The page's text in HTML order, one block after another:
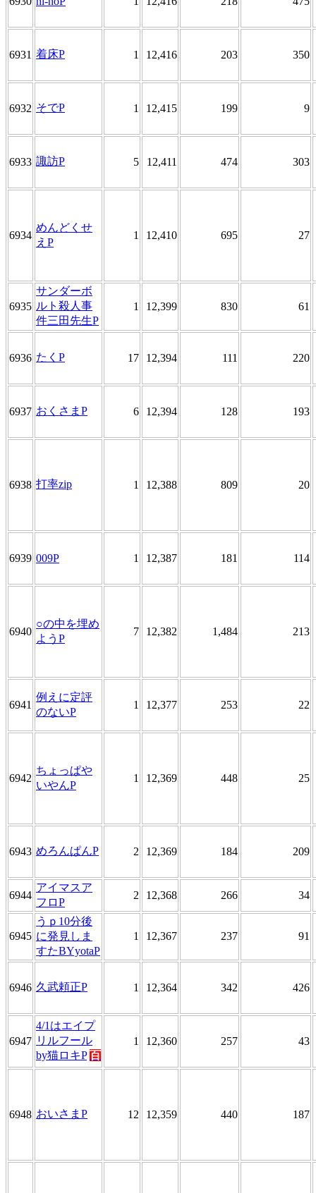
6931 着床P 1 12,416 203 350
6932 そでP 1 12,415 199 9
6933 諏訪P 5 12,411 474 303
6934
めんどくせ
えP
1 12,410 695 27
6935
サンダーボ
ルト殺人事
件三田先生P
1 12,399 830 61
6936 たくP 17 12,394 111 220
6937 おくさまP 6 12,394 128 193
6938 打率zip 1 12,388 809 20
6939 009P 1 12,387 181 114
6940
○の中を埋め
ようP
7 12,382 1,484 213
6941
例えに定評
のないP
1 12,377 253 22
6942
ちょっぱや
いやんP
1 12,369 448 25
6943 めろんぱんP 2 12,369 184 209
6944
アイマスア
フロP
2 12,368 266 34
6945
うｐ10分後
に発見しま
すたBYyotaP
1 12,367 237 91
6946 久武頼正P 1 12,364 342 426
6947
4/1はエイプ
リルフール
by猫ロキP 百
1 12,360 257 43
6948 おいさまP 12 12,359 440 187